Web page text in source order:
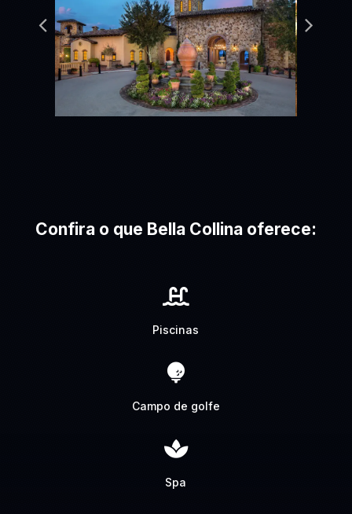
Confira o que Bella Collina oferece:

Piscinas

Campo de golfe

Spa